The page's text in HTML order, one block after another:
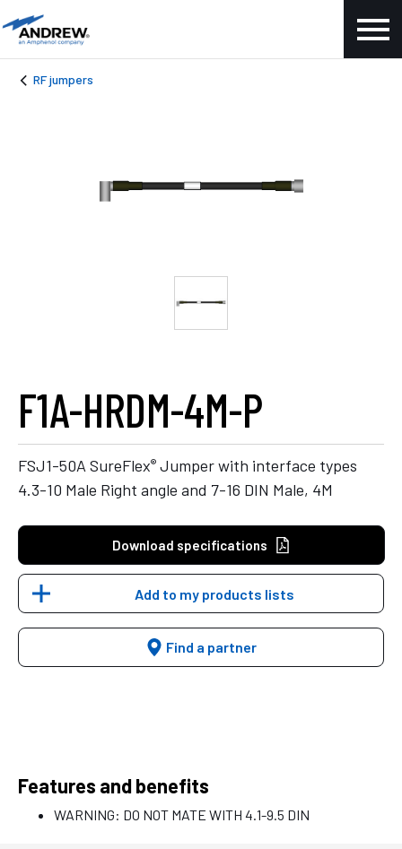
RF jumpers
F1A-HRDM-4M-P
FSJ1-50A SureFlex® Jumper with interface types
4.3-10 Male Right angle and 7-16 DIN Male, 4M
Download specifications
Add to my products lists
Find a partner
Features and benefits
WARNING: DO NOT MATE WITH 4.1-9.5 DIN